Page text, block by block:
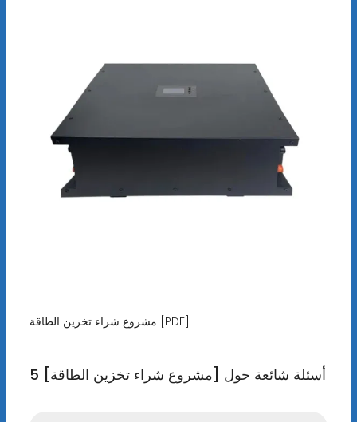
مشروع شراء تخزين الطاقة [PDF]
5 أسئلة شائعة حول [مشروع شراء تخزين الطاقة]